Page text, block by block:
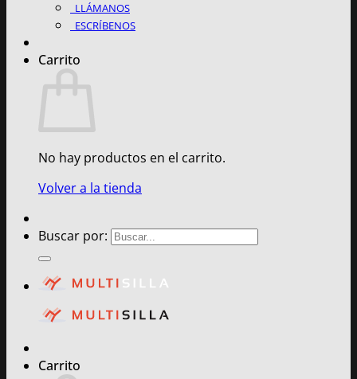
LLÁMANOS
ESCRÍBENOS
Carrito
No hay productos en el carrito.
Volver a la tienda
Buscar por:
Carrito